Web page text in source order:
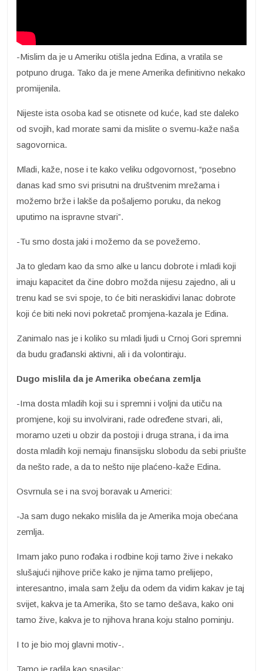
-Mislim da je u Ameriku otišla jedna Edina, a vratila se
potpuno druga. Tako da je mene Amerika definitivno nekako
promijenila.
Nijeste ista osoba kad se otisnete od kuće, kad ste daleko
od svojih, kad morate sami da mislite o svemu-kaže naša
sagovornica.
Mladi, kaže, nose i te kako veliku odgovornost, “posebno
danas kad smo svi prisutni na društvenim mrežama i
možemo brže i lakše da pošaljemo poruku, da nekog
uputimo na ispravne stvari”.
-Tu smo dosta jaki i možemo da se povežemo.
Ja to gledam kao da smo alke u lancu dobrote i mladi koji
imaju kapacitet da čine dobro možda nijesu zajedno, ali u
trenu kad se svi spoje, to će biti neraskidivi lanac dobrote
koji će biti neki novi pokretač promjena-kazala je Edina.
Zanimalo nas je i koliko su mladi ljudi u Crnoj Gori spremni
da budu građanski aktivni, ali i da volontiraju.
Dugo mislila da je Amerika obećana zemlja
-Ima dosta mladih koji su i spremni i voljni da utiču na
promjene, koji su involvirani, rade određene stvari, ali,
moramo uzeti u obzir da postoji i druga strana, i da ima
dosta mladih koji nemaju finansijsku slobodu da sebi priušte
da nešto rade, a da to nešto nije plaćeno-kaže Edina.
Osvrnula se i na svoj boravak u Americi:
-Ja sam dugo nekako mislila da je Amerika moja obećana
zemlja.
Imam jako puno rođaka i rodbine koji tamo žive i nekako
slušajući njihove priče kako je njima tamo prelijepo,
interesantno, imala sam želju da odem da vidim kakav je taj
svijet, kakva je ta Amerika, što se tamo dešava, kako oni
tamo žive, kakva je to njihova hrana koju stalno pominju.
I to je bio moj glavni motiv-.